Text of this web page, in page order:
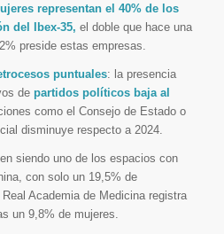
representan el 40% de los
del Ibex-35, el doble que hace una
preside estas empresas.
puntuales: la presencia
de partidos políticos baja al
como el Consejo de Estado o
disminuye respecto a 2024.
siendo uno de los espacios con
con solo un 19,5% de
Academia de Medicina registra
un 9,8% de mujeres.